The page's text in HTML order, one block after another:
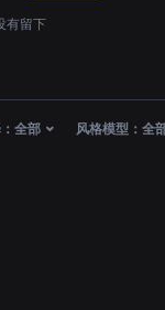
有留下
全部 风格模型： 全